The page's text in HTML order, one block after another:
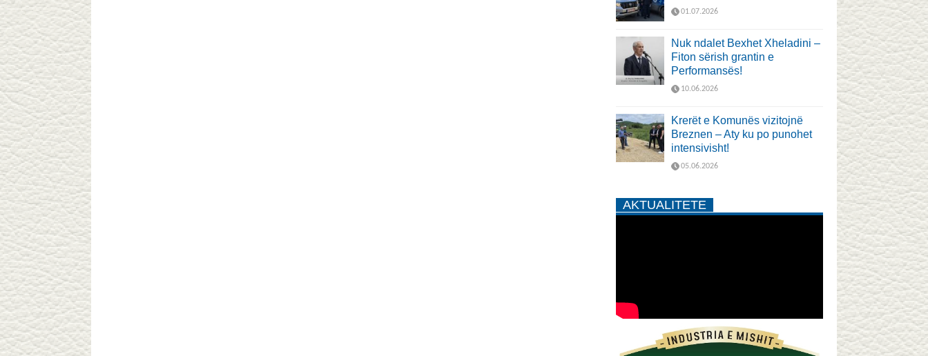
01.07.2026
Nuk ndalet Bexhet Xheladini –
Fiton sërish grantin e
Performansës!
10.06.2026
Krerët e Komunës vizitojnë
Breznen – Aty ku po punohet
intensivisht!
05.06.2026
AKTUALITETE